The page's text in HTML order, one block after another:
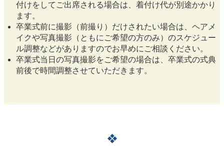
付けをしてご出席される場合は、着付け代が別途かかり
ます。
卒業式前に撮影（前撮り）だけされたい場合は、ヘアメ
イクや写真撮影（ともにご希望の方のみ）のスケジュー
ル調整などがありますのでお早めにご相談ください。
卒業式当日の写真撮影をご希望の場合は、卒業式の式典
前後で時間調整させていただきます。
❖